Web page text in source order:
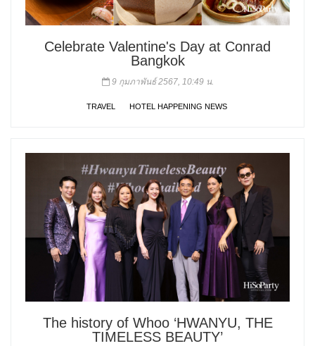
Celebrate Valentine's Day at Conrad
Bangkok
9 กุมภาพันธ์ 2567, 10:49 น.
TRAVEL HOTEL HAPPENING NEWS
The history of Whoo ‘HWANYU, THE
TIMELESS BEAUTY’